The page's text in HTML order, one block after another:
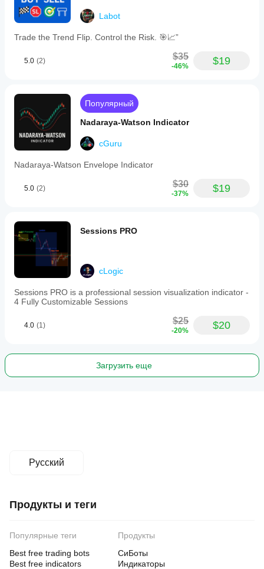
Labot
Trade the Trend Flip. Control the Risk. 🎯📈”
5.0 (2) $35
-46% $19
Популярный
Nadaraya-Watson Indicator
cGuru
Nadaraya-Watson Envelope Indicator
5.0 (2) $30
-37% $19
Sessions PRO
cLogic
Sessions PRO is a professional session visualization indicator -
4 Fully Customizable Sessions
4.0 (1) $25
-20% $20
Загрузить еще
Русский
Продукты и теги
Популярные теги
Best free trading bots
Best free indicators
Продукты
СиБоты
Индикаторы